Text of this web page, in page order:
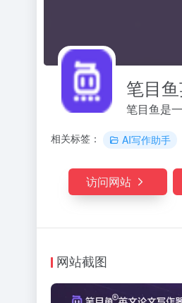
笔目
笔目鱼是
相关标签： AI写作助手
访问网站
网站截图